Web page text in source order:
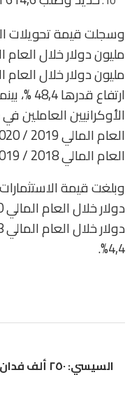
ارتفاع
العام المالي 2018 / 2019 بنسبة انخفاض قدرها 27,7%.
4,4%.
السيسي: